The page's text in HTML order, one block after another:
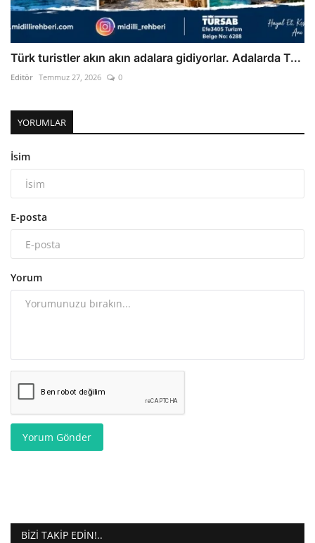
Türk turistler akın akın adalara gidiyorlar. Adalarda T...
Editör Temmuz 27, 2026 0
YORUMLAR
İsim
E-posta
Yorum
Yorum Gönder
BIZI TAKIP EDIN!..